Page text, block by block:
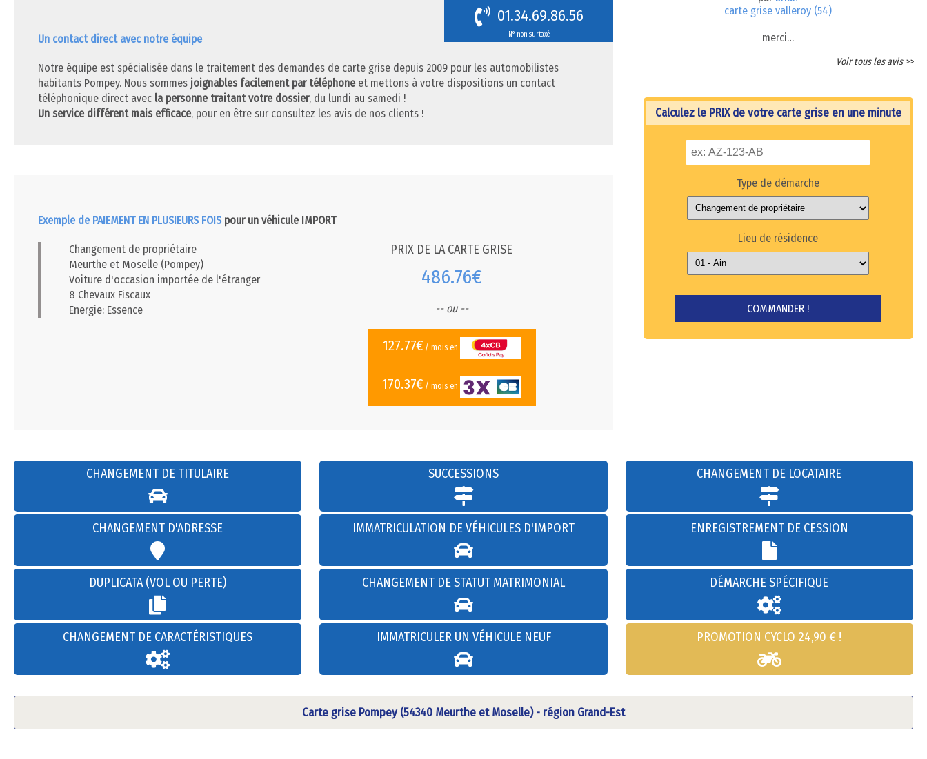
Un contact direct avec notre équipe
01.34.69.86.56
N° non surtaxé
Notre équipe est spécialisée dans le traitement des demandes de carte grise depuis 2009 pour les automobilistes
habitants Pompey. Nous sommes joignables facilement par téléphoneet mettons à votre dispositions un contact
téléphonique direct avec la personne traitant votre dossier, du lundi au samedi !
Un service différent mais efficace, pour en être sur consultez les avis de nos clients !
Exemple de PAIEMENT EN PLUSIEURS FOISpour un véhicule IMPORT
Changement de propriétaire
Meurthe et Moselle (Pompey)
Voiture d'occasion importée de l'étranger
8 Chevaux Fiscaux
Energie: Essence
PRIX DE LA CARTE GRISE
486.76€
-- ou --
127.77€/ mois en
170.37€ / mois en
carte grise valleroy (54)
merci…
Voir tous les avis >>
Calculez le PRIX de votre carte grise en une minute
Type de démarche
Lieu de résidence
CHANGEMENT DE TITULAIRE
CHANGEMENT D'ADRESSE
DUPLICATA (VOL OU PERTE)
CHANGEMENT DE CARACTÉRISTIQUES
SUCCESSIONS
IMMATRICULATION DE VÉHICULES D'IMPORT
CHANGEMENT DE STATUT MATRIMONIAL
IMMATRICULER UN VÉHICULE NEUF
CHANGEMENT DE LOCATAIRE
ENREGISTREMENT DE CESSION
DÉMARCHE SPÉCIFIQUE
PROMOTION CYCLO 24,90 € !
Carte grise Pompey (54340 Meurthe et Moselle) - région Grand-Est